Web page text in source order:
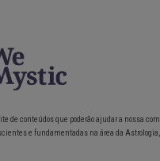
de conteúdos que poderão ajudar a nossa
e fundamentadas na área da